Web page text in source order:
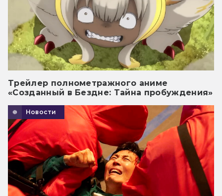
Трейлер полнометражного аниме
«Созданный в Бездне: Тайна пробуждения»
Новости